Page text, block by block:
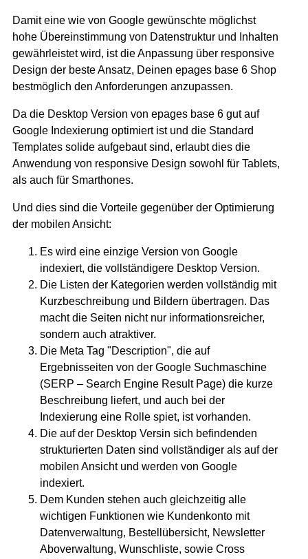
Damit eine wie von Google gewünschte möglichst
hohe Übereinstimmung von Datenstruktur und Inhalten
gewährleistet wird, ist die Anpassung über responsive
Design der beste Ansatz, Deinen epages base 6 Shop
bestmöglich den Anforderungen anzupassen.
Da die Desktop Version von epages base 6 gut auf
Google Indexierung optimiert ist und die Standard
Templates solide aufgebaut sind, erlaubt dies die
Anwendung von responsive Design sowohl für Tablets,
als auch für Smarthones.
Und dies sind die Vorteile gegenüber der Optimierung
der mobilen Ansicht:
Es wird eine einzige Version von Google
indexiert, die vollständigere Desktop Version.
Die Listen der Kategorien werden vollständig mit
Kurzbeschreibung und Bildern übertragen. Das
macht die Seiten nicht nur informationsreicher,
sondern auch atraktiver.
Die Meta Tag "Description", die auf
Ergebnisseiten von der Google Suchmaschine
(SERP – Search Engine Result Page) die kurze
Beschreibung liefert, und auch bei der
Indexierung eine Rolle spiet, ist vorhanden.
Die auf der Desktop Versin sich befindenden
strukturierten Daten sind vollständiger als auf der
mobilen Ansicht und werden von Google
indexiert.
Dem Kunden stehen auch gleichzeitig alle
wichtigen Funktionen wie Kundenkonto mit
Datenverwaltung, Bestellübersicht, Newsletter
Aboverwaltung, Wunschliste, sowie Cross